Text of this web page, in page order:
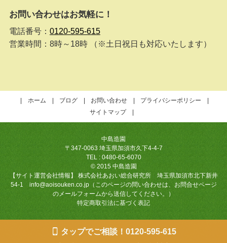
お問い合わせはお気軽に！
電話番号： 0120-595-615
営業時間：8時～18時 （※土日祝日も対応いたします）
ホーム ブログ お問い合わせ
プライバシーポリシー
サイトマップ
中島造園
〒347-0063 埼玉県加須市久下4-4-7
TEL : 0480-65-6070
© 2015 中島造園
【サイト運営会社情報】 株式会社あおい総合研究所 埼玉県加須市北下新井
54-1 info@aoisouken.co.jp（このページの問い合わせは、お問合せページ
のメールフォームから送信してください。）
特定商取引法に基づく表記
タップでご相談！0120-595-615